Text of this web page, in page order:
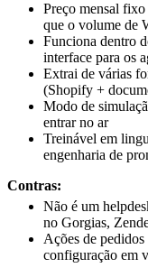
Preço mensal
que o volume de
Funciona dentro
interface para os
Extrai de várias
(Shopify +
Modo de
entrar no ar
Treinável em
engenharia de
Contras:
Não é um
no Gorgias,
Ações de
configuração em